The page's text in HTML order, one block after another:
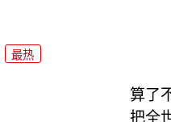
最热
算了
把全